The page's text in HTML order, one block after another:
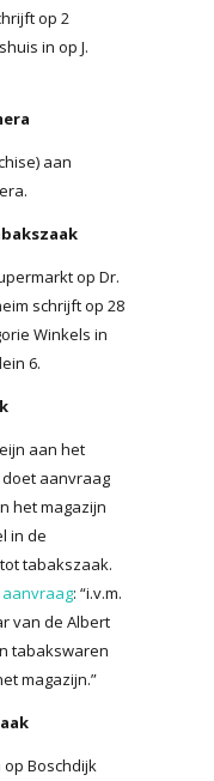
op 2
in op J.
aan
op Dr.
schrijft op 28
Winkels in
6.
aan het
aanvraag
het magazijn
in de
tabakszaak.
: “i.v.m.
van de Albert
tabakswaren
magazijn.”
op Boschdijk